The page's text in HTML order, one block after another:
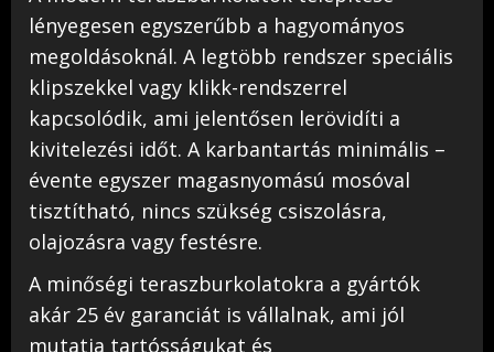
lényegesen egyszerűbb a hagyományos
megoldásoknál. A legtöbb rendszer speciális
klipszekkel vagy klikk-rendszerrel
kapcsolódik, ami jelentősen lerövidíti a
kivitelezési időt. A karbantartás minimális –
évente egyszer magasnyomású mosóval
tisztítható, nincs szükség csiszolásra,
olajozásra vagy festésre.
A minőségi teraszburkolatokra a gyártók
akár 25 év garanciát is vállalnak, ami jól
mutatja tartósságukat és